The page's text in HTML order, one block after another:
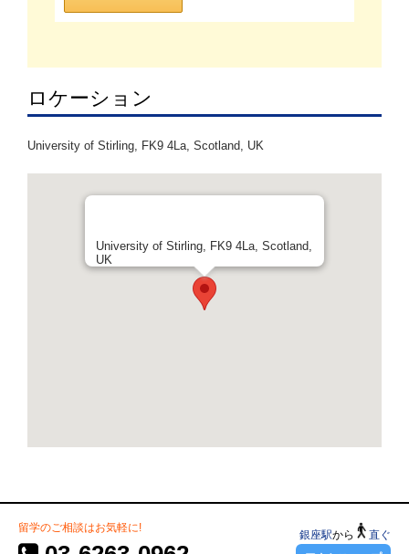
ロケーション
University of Stirling, FK9 4La, Scotland, UK
University of Stirling, FK9 4La, Scotland,
UK
留学のご相談はお気軽に!
銀座駅から
直ぐ